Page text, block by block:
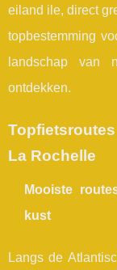
eiland ile, direct
topbestemming
landschap van
ontdekken.
La Rochelle
Mooiste
kust
Langs de